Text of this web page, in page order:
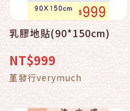
乳膠地貼(90*150cm)
NT$999
堇發行verymuch